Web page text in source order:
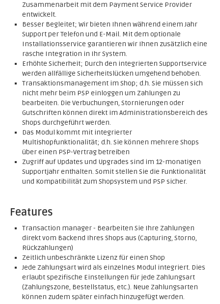
Zusammenarbeit mit dem Payment Service Provider
entwickelt.
Besser Begleitet; Wir bieten Ihnen während einem Jahr
Support per Telefon und E-Mail. Mit dem optionale
Installationsservice garantieren wir Ihnen zusätzlich eine
rasche Integration in Ihr System.
Erhöhte Sicherheit; Durch den integrierten Supportservice
werden allfällige Sicherheitslücken umgehend behoben.
Transaktionsmanagement im Shop; d.h. Sie müssen sich
nicht mehr beim PSP einloggen um Zahlungen zu
bearbeiten. Die Verbuchungen, Stornierungen oder
Gutschriften können direkt im Administrationsbereich des
Shops durchgeführt werden.
Das Modul kommt mit integrierter
Multishopfunktionalität; d.h. Sie können mehrere Shops
über einen PSP-Vertrag betreiben
Zugriff auf Updates und Upgrades sind im 12-monatigen
Supportjahr enthalten. Somit stellen Sie die Funktionalität
und Kompatibilität zum Shopsystem und PSP sicher.
Features
Transaction manager - Bearbeiten Sie Ihre Zahlungen
direkt vom Backend Ihres Shops aus (Capturing, Storno,
Rückzahlungen)
Zeitlich unbeschränkte Lizenz für einen Shop
Jede Zahlungsart wird als einzelnes Modul integriert. Dies
erlaubt spezifische Einstellungen für jede Zahlungsart
(Zahlungszone, Bestellstatus, etc.). Neue Zahlungsarten
können zudem später einfach hinzugefügt werden.